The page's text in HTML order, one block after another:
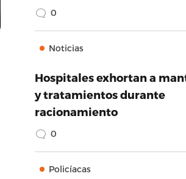
0
Noticias
Hospitales exhortan a
y tratamientos durante
racionamiento
0
Policíacas